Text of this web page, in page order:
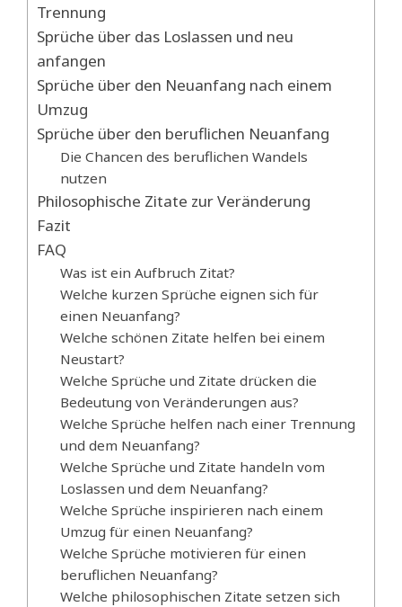
Trennung
Sprüche über das Loslassen und neu
anfangen
Sprüche über den Neuanfang nach einem
Umzug
Sprüche über den beruflichen Neuanfang
Die Chancen des beruflichen Wandels
nutzen
Philosophische Zitate zur Veränderung
Fazit
FAQ
Was ist ein Aufbruch Zitat?
Welche kurzen Sprüche eignen sich für
einen Neuanfang?
Welche schönen Zitate helfen bei einem
Neustart?
Welche Sprüche und Zitate drücken die
Bedeutung von Veränderungen aus?
Welche Sprüche helfen nach einer Trennung
und dem Neuanfang?
Welche Sprüche und Zitate handeln vom
Loslassen und dem Neuanfang?
Welche Sprüche inspirieren nach einem
Umzug für einen Neuanfang?
Welche Sprüche motivieren für einen
beruflichen Neuanfang?
Welche philosophischen Zitate setzen sich